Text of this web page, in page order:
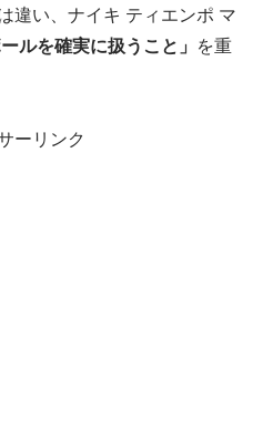
違い、ナイキ ティエンポ マ
ールを確実に扱うこと」 を重
ーリンク